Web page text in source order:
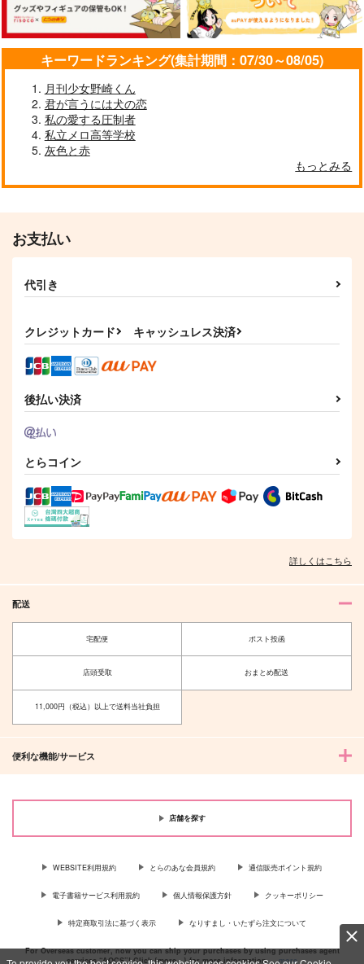
キーワードランキング(集計期間：07/30～08/05)
月刊少女野崎くん
君が言うには犬の恋
私の愛する圧制者
私立メロ高等学校
灰色と赤
もっとみる
お支払い
代引き
クレジットカード キャッシュレス決済
後払い決済
とらコイン
詳しくはこちら
配送
宅配便 ポスト投函
店頭受取 おまとめ配送
11,000円（税込）以上で送料当社負担
便利な機能/サービス
店舗を探す
WEBSITE利用規約 とらのあな会員規約 通信販売ポイント規約
電子書籍サービス利用規約 個人情報保護方針 クッキーポリシー
特定商取引法に基づく表示 なりすまし・いたずら注文について
For Overseas customer, now you can ship your purchases by using purchases agent
services “AOCS”! Click {more…} for more information …more